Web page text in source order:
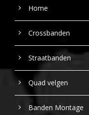
Home
Crossbanden
Straatbanden
Quad velgen
Banden Montage